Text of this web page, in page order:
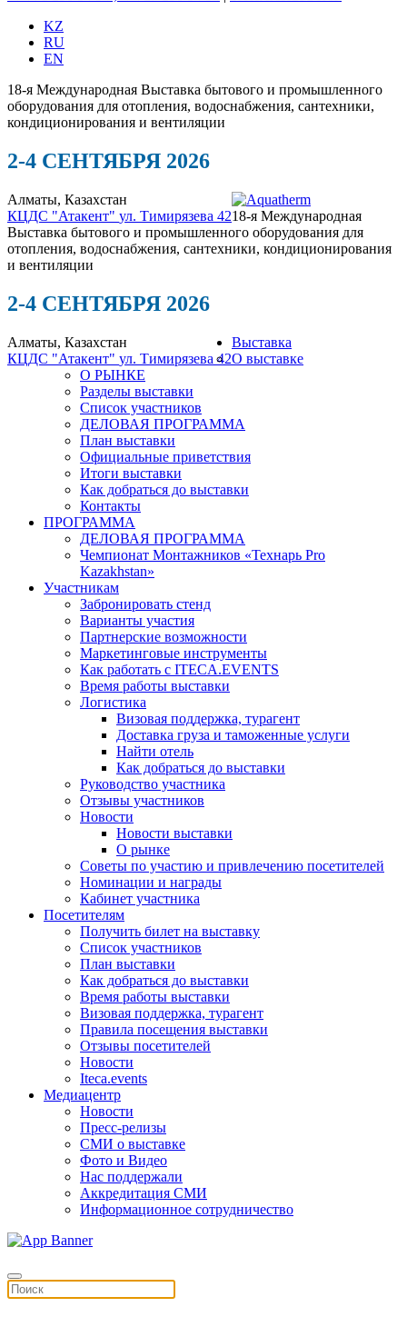
KZ
RU
EN
18-я Международная Выставка бытового и промышленного
оборудования для отопления, водоснабжения, сантехники,
кондиционирования и вентиляции
2-4 СЕНТЯБРЯ 2026
Алматы, Казахстан
КЦДС "Атакент" ул. Тимирязева 4218-я Международная
Выставка бытового и промышленного оборудования для
отопления, водоснабжения, сантехники, кондиционирования
и вентиляции
2-4 СЕНТЯБРЯ 2026
Алматы, Казахстан
КЦДС "Атакент" ул. Тимирязева 42
Выставка
О выставке
О РЫНКЕ
Разделы выставки
Список участников
ДЕЛОВАЯ ПРОГРАММА
План выставки
Официальные приветствия
Итоги выставки
Как добраться до выставки
Контакты
ПРОГРАММА
ДЕЛОВАЯ ПРОГРАММА
Чемпионат Монтажников «Технарь Pro
Kazakhstan»
Участникам
Забронировать стенд
Варианты участия
Партнерские возможности
Маркетинговые инструменты
Как работать с ITECA.EVENTS
Время работы выставки
Логистика
Визовая поддержка, турагент
Доставка груза и таможенные услуги
Найти отель
Как добраться до выставки
Руководство участника
Отзывы участников
Новости
Новости выставки
О рынке
Советы по участию и привлечению посетителей
Номинации и награды
Кабинет участника
Посетителям
Получить билет на выставку
Список участников
План выставки
Как добраться до выставки
Время работы выставки
Визовая поддержка, турагент
Правила посещения выставки
Отзывы посетителей
Новости
Iteca.events
Медиацентр
Новости
Пресс-релизы
СМИ о выставке
Фото и Видео
Нас поддержали
Аккредитация СМИ
Информационное сотрудничество